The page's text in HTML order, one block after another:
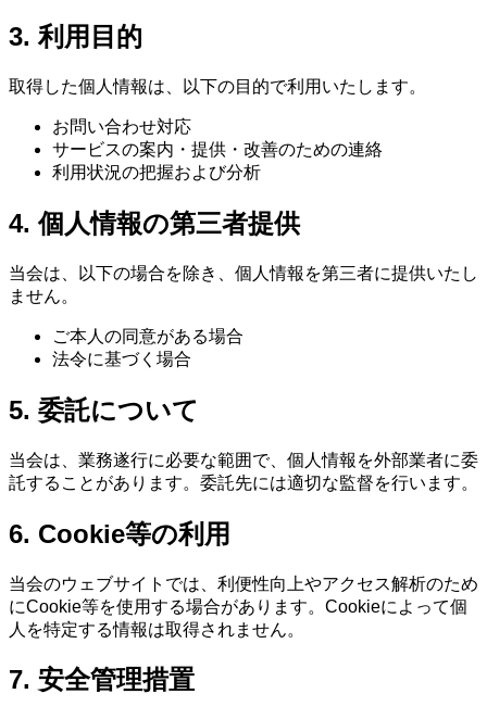
3. 利用目的
取得した個人情報は、以下の目的で利用いたします。
お問い合わせ対応
サービスの案内・提供・改善のための連絡
利用状況の把握および分析
4. 個人情報の第三者提供
当会は、以下の場合を除き、個人情報を第三者に提供いたし
ません。
ご本人の同意がある場合
法令に基づく場合
5. 委託について
当会は、業務遂行に必要な範囲で、個人情報を外部業者に委
託することがあります。委託先には適切な監督を行います。
6. Cookie等の利用
当会のウェブサイトでは、利便性向上やアクセス解析のため
にCookie等を使用する場合があります。Cookieによって個
人を特定する情報は取得されません。
7. 安全管理措置